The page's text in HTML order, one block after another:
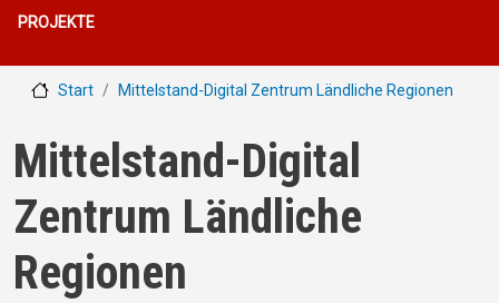
PROJEKTE
Start Mittelstand-Digital Zentrum Ländliche Regionen
Mittelstand-Digital
Zentrum Ländliche
Regionen